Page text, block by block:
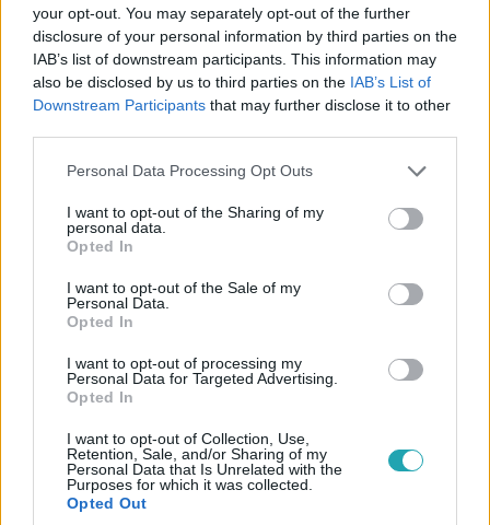
your opt-out. You may separately opt-out of the further
disclosure of your personal information by third parties on the
IAB’s list of downstream participants. This information may
also be disclosed by us to third parties on the IAB’s List of
Downstream Participants that may further disclose it to other
Please note that this website/app uses one or more Google
not limited to your visit or usage behaviour. You may click to
grant or deny consent to Google and its third-party tags to
use your data for below specified purposes in below Google
consent section.
Personal Data Processing Opt Outs
I want to opt-out of the Sharing of my
personal data.
Opted In
I want to opt-out of the Sale of my
Personal Data.
Opted In
I want to opt-out of processing my
Personal Data for Targeted Advertising.
Opted In
I want to opt-out of Collection, Use,
Retention, Sale, and/or Sharing of my
Personal Data that Is Unrelated with the
Purposes for which it was collected.
Opted Out
Baleset-bűnügy
2021. december 29. 13:03
igazolványok hamisításával
Volt, aki korábbi élettársát és új párját jelentette fel, hogy
hamis védettségi igazolványt használnak.